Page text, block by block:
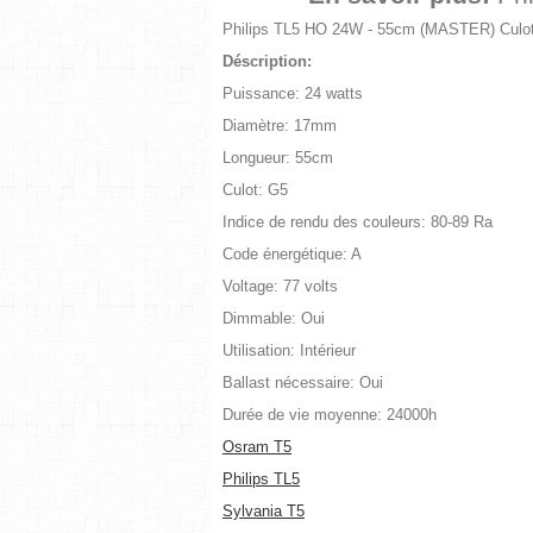
Philips TL5 HO 24W - 55cm (MASTER)
Déscription:
Puissance: 24 watts
Diamètre: 17mm
Longueur: 55cm
Culot: G5
Indice de rendu des couleurs: 80-89 Ra
Code énergétique: A
Voltage: 77 volts
Dimmable: Oui
Utilisation: Intérieur
Ballast nécessaire: Oui
Durée de vie moyenne: 24000h
Osram T5
Philips TL5
Sylvania T5